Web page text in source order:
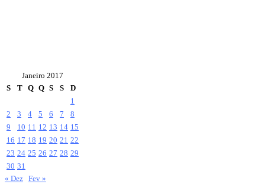
Janeiro 2017
S
T Q Q S S
D
1
2
3 4 5 6 7
8
9
10 11 12 13 14 15
16 17 18 19 20 21 22
23 24 25 26 27 28 29
30 31
« Dez Fev »